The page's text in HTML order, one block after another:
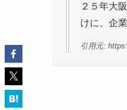
２５年大
けに、企
引用元: